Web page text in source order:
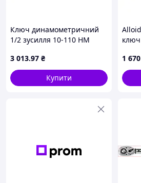
Ключ динамометричний
1/2 зусилля 10-110 НМ
07607
3 013.97 ₴
Купити
1 670